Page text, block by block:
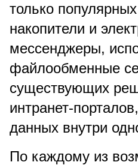
только
накопители и
мессенджеры,
файлообменные
существующих
интранет-
данных внутри
По каждому из